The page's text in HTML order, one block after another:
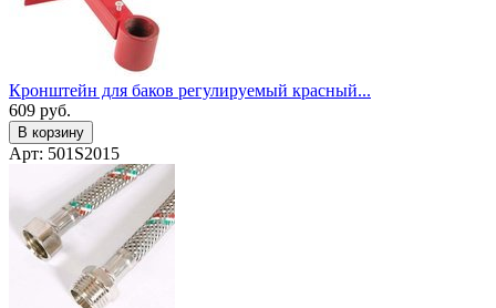
Кронштейн для баков регулируемый красный...
609 руб.
В корзину
Арт: 501S2015